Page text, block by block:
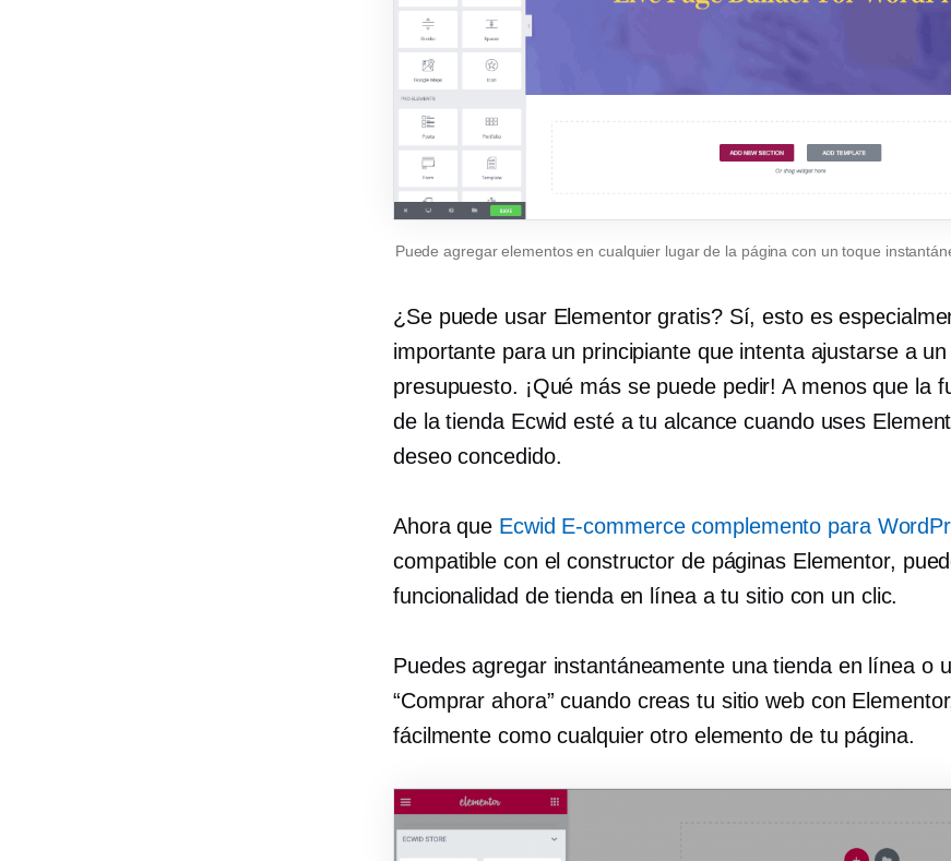
Puede agregar elementos en cualquier lugar de la página con un toque
¿Se puede usar Elementor gratis? Sí, esto es
importante para un principiante que intenta ajustarse a un
presupuesto. ¡Qué más se puede pedir! A menos que la
de la tienda Ecwid esté a tu alcance cuando uses
deseo concedido.
Ahora que Ecwid E-commercecomplemento para
compatible con el constructor de páginas Elementor,
funcionalidad de tienda en línea a tu sitio con un clic.
Puedes agregar instantáneamente una tienda en línea o
“Comprar ahora” cuando creas tu sitio web con
fácilmente como cualquier otro elemento de tu página.